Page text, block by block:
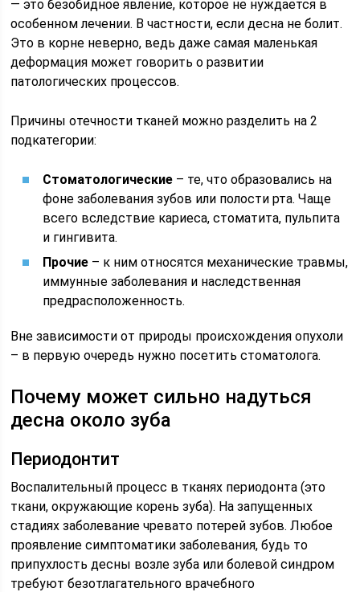
— это безобидное явление, которое не нуждается в
особенном лечении. В частности, если десна не болит.
Это в корне неверно, ведь даже самая маленькая
деформация может говорить о развитии
патологических процессов.
Причины отечности тканей можно разделить на 2
подкатегории:
Стоматологические – те, что образовались на
фоне заболевания зубов или полости рта. Чаще
всего вследствие кариеса, стоматита, пульпита
и гингивита.
Прочие – к ним относятся механические травмы,
иммунные заболевания и наследственная
предрасположенность.
Вне зависимости от природы происхождения опухоли
– в первую очередь нужно посетить стоматолога.
Почему может сильно надуться
десна около зуба
Периодонтит
Воспалительный процесс в тканях периодонта (это
ткани, окружающие корень зуба). На запущенных
стадиях заболевание чревато потерей зубов. Любое
проявление симптоматики заболевания, будь то
припухлость десны возле зуба или болевой синдром
требуют безотлагательного врачебного